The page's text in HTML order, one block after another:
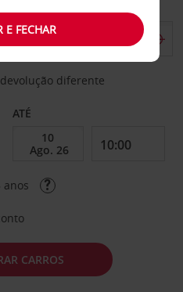
diferente
ATÉ
anos
CARROS
E FECHAR